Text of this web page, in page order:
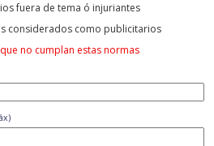
fuera de tema ó injuriantes
considerados como publicitarios
no cumplan estas normas